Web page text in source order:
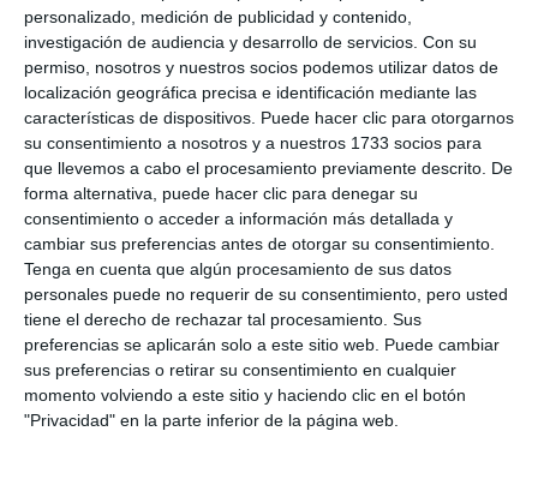
personalizado, medición de publicidad y contenido,
investigación de audiencia y desarrollo de servicios. Con su
permiso, nosotros y nuestros socios podemos utilizar datos de
localización geográfica precisa e identificación mediante las
características de dispositivos. Puede hacer clic para otorgarnos
su consentimiento a nosotros y a nuestros 1733 socios para
que llevemos a cabo el procesamiento previamente descrito. De
forma alternativa, puede hacer clic para denegar su
consentimiento o acceder a información más detallada y
cambiar sus preferencias antes de otorgar su consentimiento.
Tenga en cuenta que algún procesamiento de sus datos
personales puede no requerir de su consentimiento, pero usted
tiene el derecho de rechazar tal procesamiento. Sus
preferencias se aplicarán solo a este sitio web. Puede cambiar
sus preferencias o retirar su consentimiento en cualquier
momento volviendo a este sitio y haciendo clic en el botón
"Privacidad" en la parte inferior de la página web.
Cirugía
La cirugía bariátrica puede reducir el riesgo de
enfermedad en personas con obesidad grave. La
cirugía puede ayudar a las personas que han sido
muy obesas durante 5 años o más y que no han
bajado de peso con otros tratamientos, tales como
dieta, ejercicio o medicamentos.
La cirugía sola no es la respuesta para bajar de peso.
Puede entrenarlo para comer menos, pero usted
todavía tiene que realizar la mayor parte del trabajo.
Debe comprometerse a hacer dieta y ejercicio